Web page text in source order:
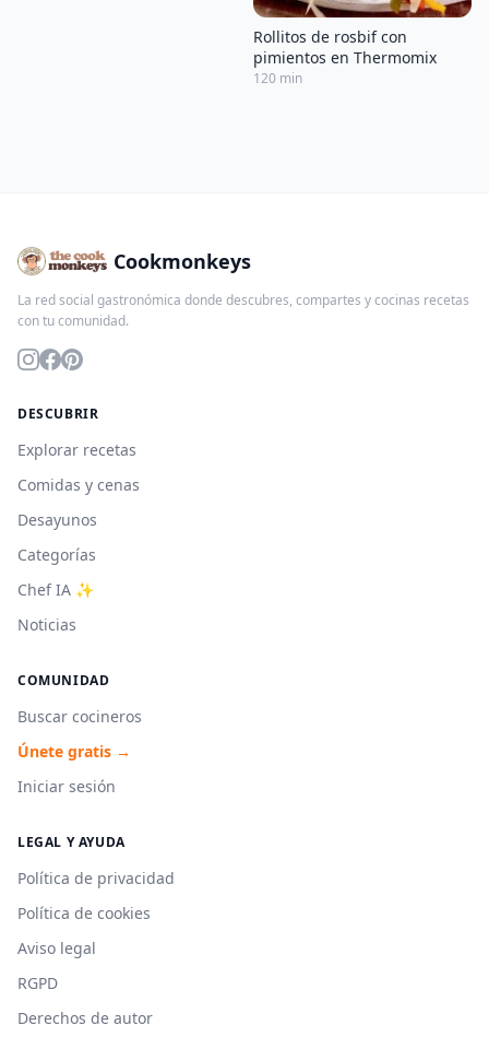
Rollitos de rosbif con
pimientos en Thermomix
120 min
Cookmonkeys
La red social gastronómica donde descubres, compartes y cocinas recetas
con tu comunidad.
DESCUBRIR
Explorar recetas
Comidas y cenas
Desayunos
Categorías
Chef IA ✨
Noticias
COMUNIDAD
Buscar cocineros
Únete gratis →
Iniciar sesión
LEGAL Y AYUDA
Política de privacidad
Política de cookies
Aviso legal
RGPD
Derechos de autor